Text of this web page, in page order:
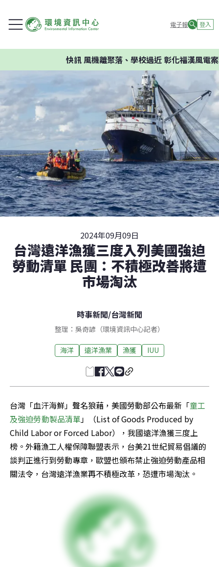
電子報 登入
風機離聚落、學校過近 彰化福漢風電案環委
2024年09月09日
台灣遠洋漁獲三度入列美國強迫
勞動清單 民團：不積極改善將遭
市場淘汰
時事新聞/台灣新聞
整理：吳奇諺（環境資訊中心記者）
海洋 遠洋漁業 漁獲 IUU
台灣「血汗海鮮」聲名狼藉，美國勞動部公布最新「童工
及強迫勞動製品清單」（List of Goods Produced by
Child Labor or Forced Labor），我國遠洋漁獲三度上
榜。外籍漁工人權保障聯盟表示，台美21世紀貿易倡議的
談判正進行到勞動專章，歐盟也頒布禁止強迫勞動產品相
關法令，台灣遠洋漁業再不積極改革，恐遭市場淘汰。